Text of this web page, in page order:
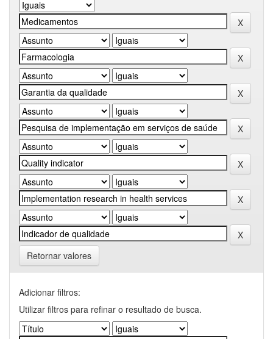
Retornar valores
Adicionar filtros:
Utilizar filtros para refinar o resultado de busca.